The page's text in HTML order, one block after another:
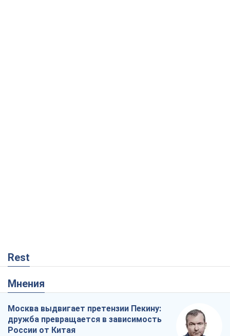
Rest
Мнения
Москва выдвигает претензии Пекину:
дружба превращается в зависимость
России от Китая